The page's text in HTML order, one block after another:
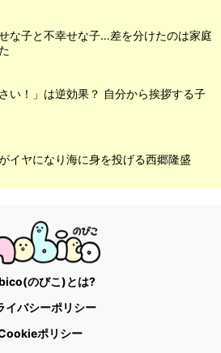
な子と不幸せな子…差を分けたのは家庭
さい！」は逆効果？ 自分から挨拶する子
イヤになり海に身を投げる西郷隆盛
のびこ)とは?
イバシーポリシー
ポリシー